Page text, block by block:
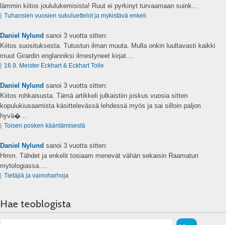
lämmin kiitos joululukemisista! Ruut ei pyrkinyt turvaamaan suink...
⌊ Tuhansien vuosien sukuluettelot ja mykistävä enkeli
Daniel Nylund sanoi 3 vuotta sitten:
Kiitos suosituksesta. Tutustun ilman muuta. Mulla onkin luultavasti kaikki
muut Girardin englanniksi ilmestyneet kirjat....
⌊ 16.9. Meister Eckhart & Eckhart Tolle
Daniel Nylund sanoi 3 vuotta sitten:
Kiitos rohkaisusta. Tämä artikkeli julkaistiin joskus vuosia sitten
kopulukiusaamista käsittelevässä lehdessä myös ja sai silloin paljon
hyvä�...
⌊ Toisen posken kääntämisestä
Daniel Nylund sanoi 3 vuotta sitten:
Hmm. Tähdet ja enkelit tosiaam menevät vähän sekaisin Raamatun
mytologiassa....
⌊ Tietäjiä ja vainoharhoja
Hae teoblogista